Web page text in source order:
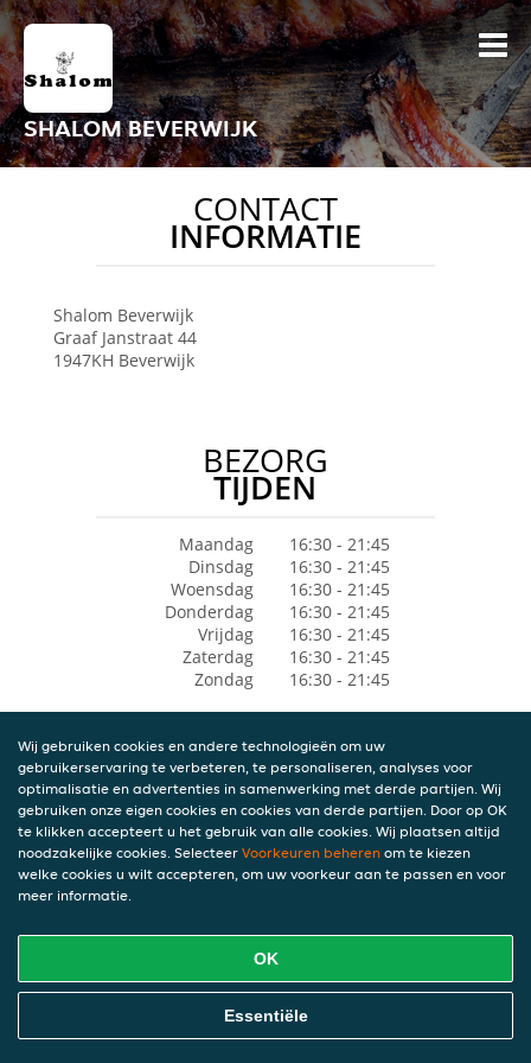
SHALOM BEVERWIJK
CONTACT
INFORMATIE
Shalom Beverwijk
Graaf Janstraat 44
1947KH Beverwijk
BEZORG
TIJDEN
Maandag
16:30 - 21:45
Dinsdag
16:30 - 21:45
Woensdag
16:30 - 21:45
Donderdag
16:30 - 21:45
Vrijdag
16:30 - 21:45
Zaterdag
16:30 - 21:45
Zondag
16:30 - 21:45
Wij gebruiken cookies en andere technologieën om uw
gebruikerservaring te verbeteren, te personaliseren, analyses voor
optimalisatie en advertenties in samenwerking met derde partijen. Wij
gebruiken onze eigen cookies en cookies van derde partijen. Door op OK
te klikken accepteert u het gebruik van alle cookies. Wij plaatsen altijd
noodzakelijke cookies. Selecteer Voorkeuren beheren om te kiezen
welke cookies u wilt accepteren, om uw voorkeur aan te passen en voor
meer informatie.
OK
Essentiële